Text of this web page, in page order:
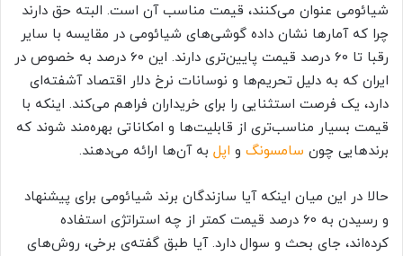
شیائومی عنوان می‌کنند، قیمت مناسب آن است. البته حق دارند
چرا که آمارها نشان داده گوشی‌های شیائومی در مقایسه با سایر
رقبا تا 60 درصد قیمت پایین‌تری دارند. این 60 درصد به خصوص در
ایران که به دلیل تحریم‌ها و نوسانات نرخ دلار اقتصاد آشفته‌ای
دارد، یک فرصت استثنایی را برای خریداران فراهم می‌کند. اینکه با
قیمت بسیار مناسب‌تری از قابلیت‌ها و امکاناتی بهره‌مند شوند که
برندهایی چون سامسونگ و اپل به آن‌ها ارائه می‌دهند.
حالا در این میان اینکه آیا سازندگان برند شیائومی برای پیشنهاد
و رسیدن به 60 درصد قیمت کمتر از چه استراتژی استفاده
کرده‌اند، جای بحث و سوال دارد. آیا طبق گفته‌ی برخی، روش‌های